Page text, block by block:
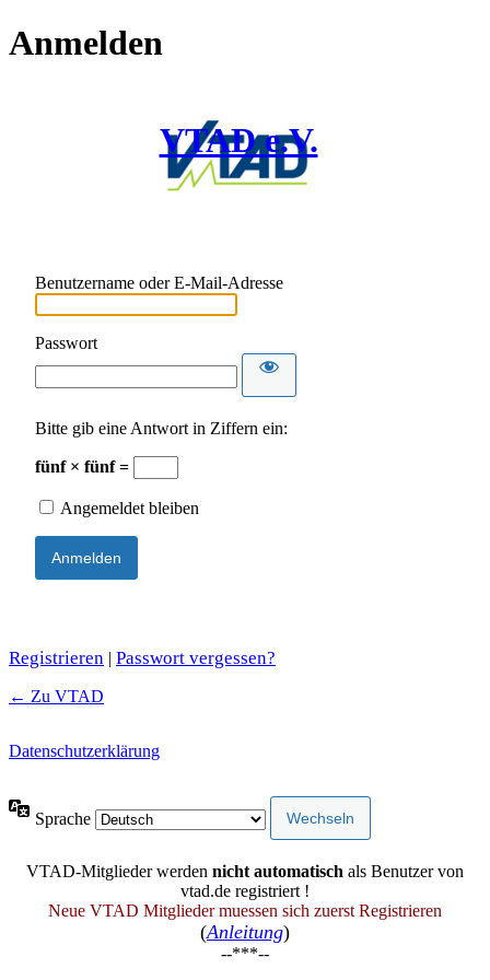
Anmelden
VTAD e.V.
Benutzername oder E-Mail-Adresse
Passwort
Bitte gib eine Antwort in Ziffern ein:
fünf × fünf =
Angemeldet bleiben
Registrieren | Passwort vergessen?
← Zu VTAD
Datenschutzerklärung
Sprache
VTAD-Mitglieder werden nicht automatisch als Benutzer von
vtad.de registriert !
Neue VTAD Mitglieder muessen sich zuerst Registrieren
(Anleitung)
--***--